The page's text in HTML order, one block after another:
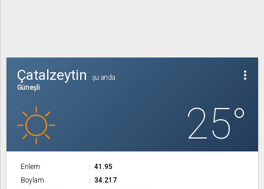
more_vert
Çatalzeytin
şu anda
Güneşli
25°
Enlem
41.95
Boylam
34.217